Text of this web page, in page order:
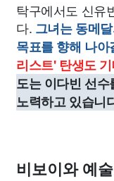
탁구에서도 신유
다. 그녀는 동메
목표를 향해 나
리스트' 탄생도
도는 이다빈 선
노력하고 있습니
비보이와 예